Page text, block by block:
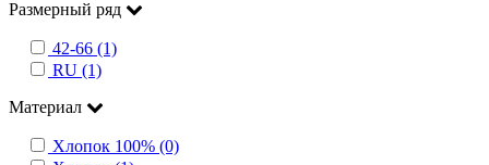
Размерный ряд
42-66 (1)
RU (1)
Материал
Хлопок 100% (0)